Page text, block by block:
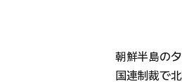
朝鮮半島の
国連制裁で